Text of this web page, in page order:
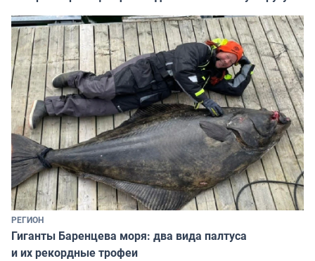
РЕГИОН
Гиганты Баренцева моря: два вида палтуса
и их рекордные трофеи